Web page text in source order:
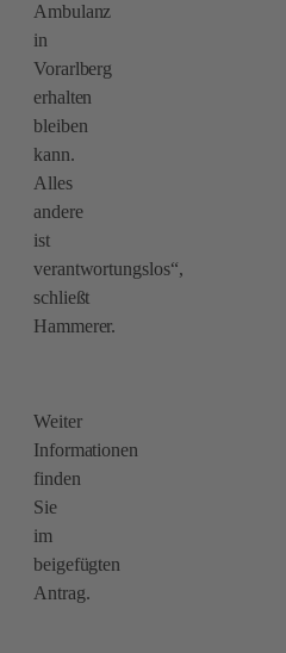
Ambulanz
in
Vorarlberg
erhalten
bleiben
kann.
Alles
andere
ist
verantwortungslos“,
schließt
Hammerer.
Weiter
Informationen
finden
Sie
im
beigefügten
Antrag.